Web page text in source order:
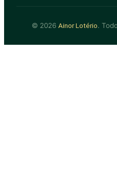
© 2026 Ainor Lotério.